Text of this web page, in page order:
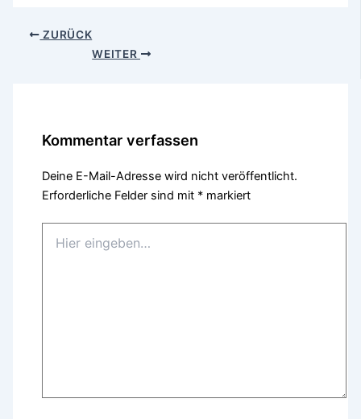
ZURÜCK
WEITER
Kommentar verfassen
Deine E-Mail-Adresse wird nicht veröffentlicht.
Erforderliche Felder sind mit * markiert
eingeben…